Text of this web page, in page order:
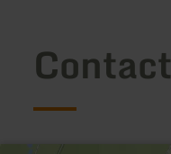
Contact